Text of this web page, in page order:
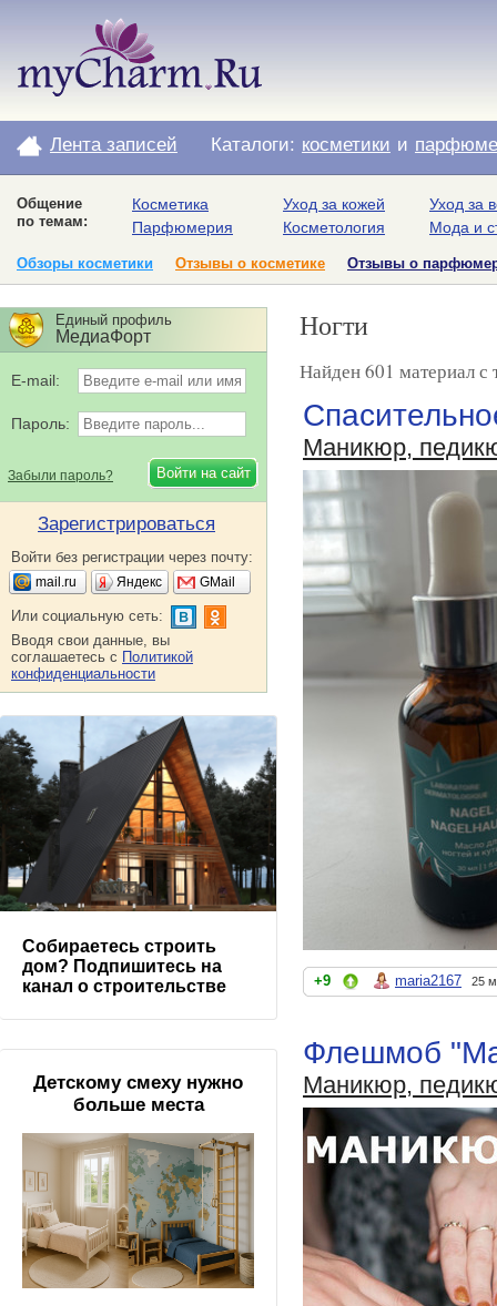
Лента записей Каталоги: косметики и
Общение
по темам:
Косметика
Парфюмерия
Уход за кожей
Косметология
Уход за
Мода и
Обзоры косметики Отзывы о косметике Отзывы о
Ногти
Найден 601 материал с
Маникюр,
+9 maria2167 25
Флешмоб
Маникюр,
Единый профиль
МедиаФорт
E-mail:
Пароль:
Забыли пароль?
Зарегистрироваться
Войти без регистрации через почту:
mail.ru Яндекс GMail
Или социальную сеть:
Вводя свои данные, вы
соглашаетесь с Политикой
конфиденциальности
Собираетесь строить
дом? Подпишитесь на
канал о строительстве
Детскому смеху нужно
больше места